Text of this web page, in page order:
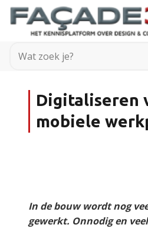
Digitaliseren
mobiele
In de bouw wordt nog
gewerkt. Onnodig en